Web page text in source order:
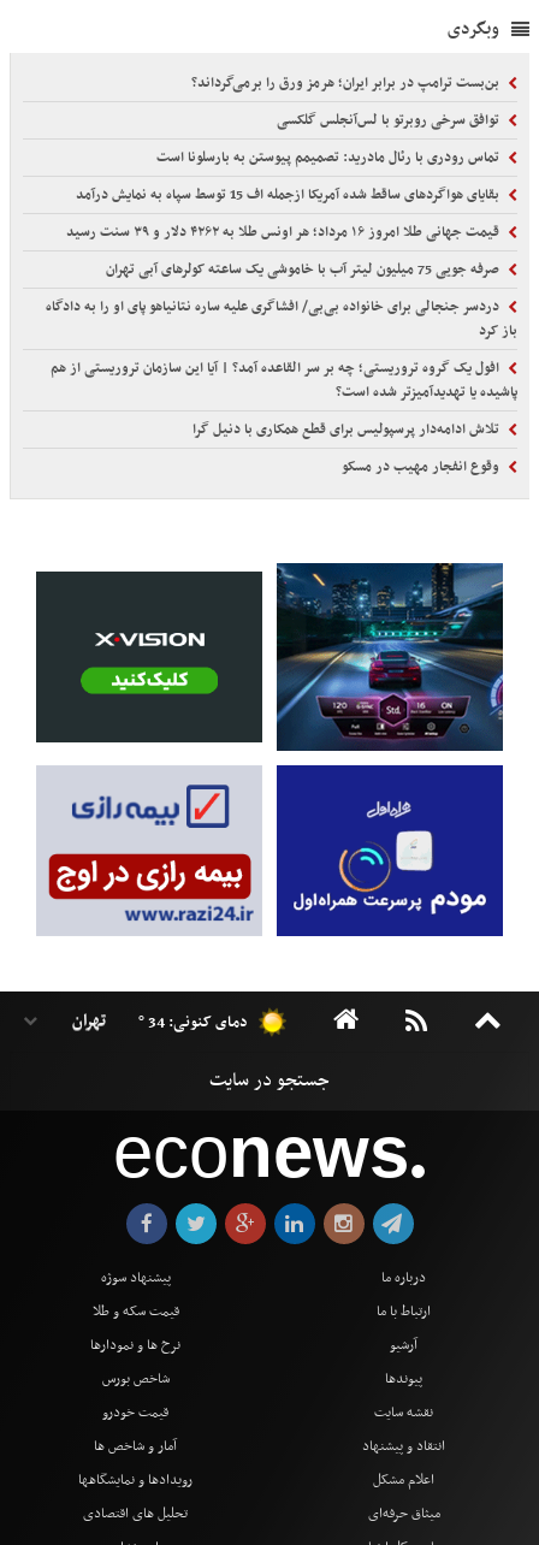
وبگردی
بن‌بست ترامپ در برابر ایران؛ هرمز ورق را برمی‌گرداند؟
توافق سرخی روبرتو با لس‌آنجلس گلکسی
تماس رودری با رئال مادرید: تصمیمم پیوستن به بارسلونا است
بقایای هواگردهای ساقط شده آمریکا ازجمله اف 15 توسط سپاه به نمایش درآمد
قیمت جهانی طلا امروز ۱۶ مرداد؛ هر اونس طلا به ۴۲۶۲ دلار و ۳۹ سنت رسید
صرفه جویی 75 میلیون لیتر آب با خاموشی یک ساعته کولرهای آبی تهران
دردسر جنجالی برای خانواده بی‌بی/ افشاگری علیه ساره نتانیاهو پای او را به دادگاه
باز کرد
افول یک گروه تروریستی؛ چه بر سر القاعده آمد؟ | آیا این سازمان تروریستی از هم
پاشیده یا تهدیدآمیزتر شده است؟
تلاش ادامه‌دار پرسپولیس برای قطع همکاری با دنیل گرا
وقوع انفجار مهیب در مسکو
دمای کنونی: 34 °
econews●
درباره ما
ارتباط با ما
آرشیو
پیوندها
نقشه سایت
انتقاد و پیشنهاد
اعلام مشکل
میثاق حرفه‌ای
پیشنهاد سوژه
قیمت سکه و طلا
نرخ ها و نمودارها
شاخص بورس
قیمت خودرو
آمار و شاخص ها
رویدادها و نمایشگاهها
تحلیل های اقتصادی